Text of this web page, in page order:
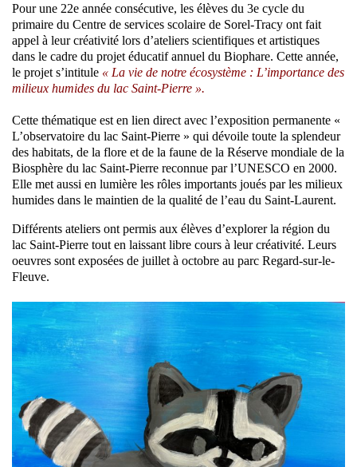
Pour une 22e année consécutive, les élèves du 3e cycle du
primaire du Centre de services scolaire de Sorel-Tracy ont fait
appel à leur créativité lors d’ateliers scientifiques et artistiques
dans le cadre du projet éducatif annuel du Biophare. Cette année,
le projet s’intitule « La vie de notre écosystème : L’importance des
milieux humides du lac Saint-Pierre ».
Cette thématique est en lien direct avec l’exposition permanente «
L’observatoire du lac Saint-Pierre » qui dévoile toute la splendeur
des habitats, de la flore et de la faune de la Réserve mondiale de la
Biosphère du lac Saint-Pierre reconnue par l’UNESCO en 2000.
Elle met aussi en lumière les rôles importants joués par les milieux
humides dans le maintien de la qualité de l’eau du Saint-Laurent.
Différents ateliers ont permis aux élèves d’explorer la région du
lac Saint-Pierre tout en laissant libre cours à leur créativité. Leurs
oeuvres sont exposées de juillet à octobre au parc Regard-sur-le-
Fleuve.